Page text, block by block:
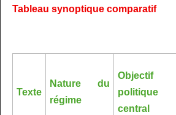
Tableau synoptique comparatif
Texte
Nature du
régime
Objectif
politique
central